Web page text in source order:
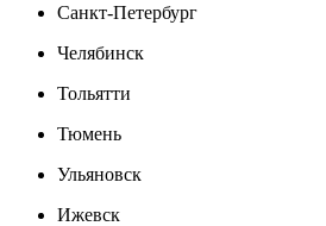
Санкт-Петербург
Челябинск
Тольятти
Тюмень
Ульяновск
Ижевск